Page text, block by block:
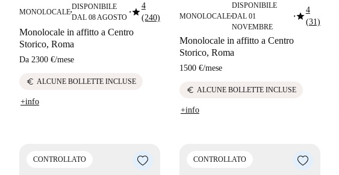
MONOLOCALE■
DISPONIBILE
DAL 08 AGOSTO
■star4
(240)
Monolocale in affitto a Centro
Storico, Roma
Da 2300 €/mese
euro ALCUNE BOLLETTE INCLUSE
+info
MONOLOCALE■
DISPONIBILE
DAL 01
NOVEMBRE
■star4
(31)
Monolocale in affitto a Centro
Storico, Roma
1500 €/mese
euro ALCUNE BOLLETTE INCLUSE
+info
CONTROLLATO CONTROLLATO